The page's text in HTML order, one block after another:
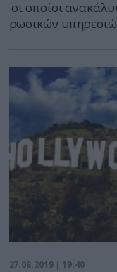
οι οποίοι
ρωσικών
και το 2017, όπως
κυκλοφορεί στο
επειδή η ίδια
27.08.2019 | 19:40